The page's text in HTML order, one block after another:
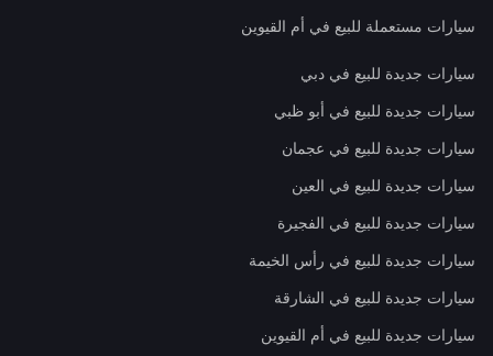
سيارات مستعملة للبيع في أم القيوين
سيارات جديدة للبيع في دبي
سيارات جديدة للبيع في أبو ظبي
سيارات جديدة للبيع في عجمان
سيارات جديدة للبيع في العين
سيارات جديدة للبيع في الفجيرة
سيارات جديدة للبيع في رأس الخيمة
سيارات جديدة للبيع في الشارقة
سيارات جديدة للبيع في أم القيوين